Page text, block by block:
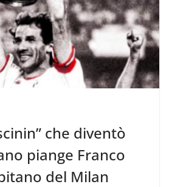
che diventò
piange Franco
del Milan